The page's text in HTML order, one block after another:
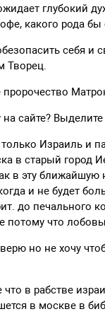
глубокий
какого рода
себя и
Творец.
сайте?
Израиль и
в старый город
в эту
и не будет
до печального
потому что
но не хочу
что в рабстве
в москве в